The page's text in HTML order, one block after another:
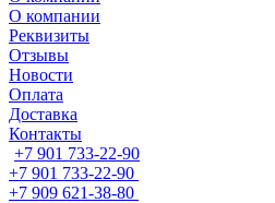
О компании
Реквизиты
Отзывы
Новости
Оплата
Доставка
Контакты
+7 901 733-22-90
+7 901 733-22-90
+7 909 621-38-80